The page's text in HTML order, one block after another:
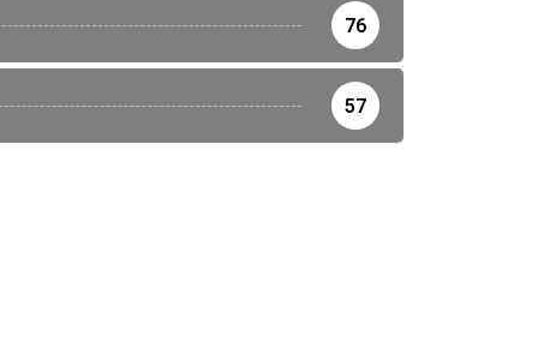
76
57